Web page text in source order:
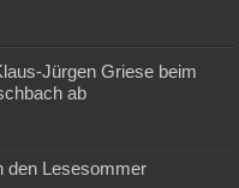
Jürgen Griese beim
ab
den Lesesommer